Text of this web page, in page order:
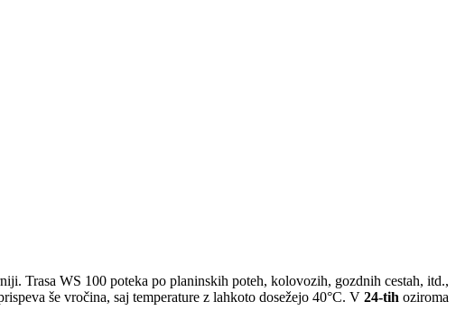
Trasa WS 100 poteka po planinskih poteh, kolovozih, gozdnih cestah, itd.,
še vročina, saj temperature z lahkoto dosežejo 40°C. V 24-tihoziroma